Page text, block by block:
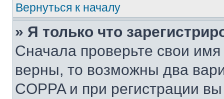
Вернуться к началу
» Я только что
Сначала проверьте свои
верны, то возможны два
COPPA и при регистрации